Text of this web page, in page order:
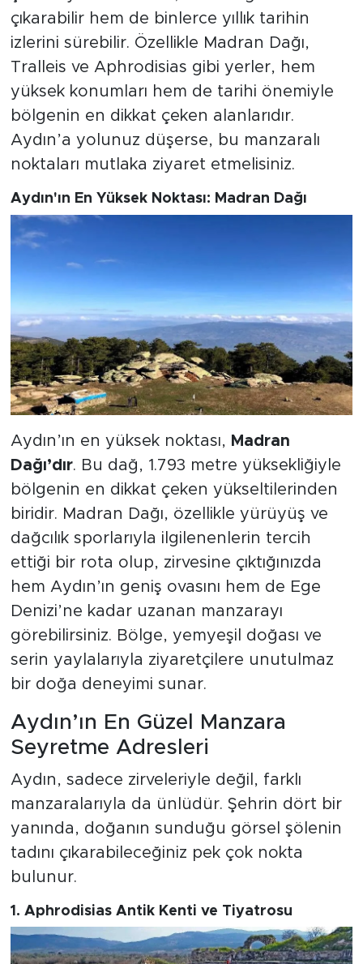
çıkarabilir hem de binlerce yıllık tarihin
izlerini sürebilir. Özellikle Madran Dağı,
Tralleis ve Aphrodisias gibi yerler, hem
yüksek konumları hem de tarihi önemiyle
bölgenin en dikkat çeken alanlarıdır.
Aydın’a yolunuz düşerse, bu manzaralı
noktaları mutlaka ziyaret etmelisiniz.
Aydın'ın En Yüksek Noktası: Madran Dağı
Aydın’ın en yüksek noktası, Madran
Dağı’dır. Bu dağ, 1.793 metre yüksekliğiyle
bölgenin en dikkat çeken yükseltilerinden
biridir. Madran Dağı, özellikle yürüyüş ve
dağcılık sporlarıyla ilgilenenlerin tercih
ettiği bir rota olup, zirvesine çıktığınızda
hem Aydın’ın geniş ovasını hem de Ege
Denizi’ne kadar uzanan manzarayı
görebilirsiniz. Bölge, yemyeşil doğası ve
serin yaylalarıyla ziyaretçilere unutulmaz
bir doğa deneyimi sunar.
Aydın’ın En Güzel Manzara
Seyretme Adresleri
Aydın, sadece zirveleriyle değil, farklı
manzaralarıyla da ünlüdür. Şehrin dört bir
yanında, doğanın sunduğu görsel şölenin
tadını çıkarabileceğiniz pek çok nokta
bulunur.
1. Aphrodisias Antik Kenti ve Tiyatrosu